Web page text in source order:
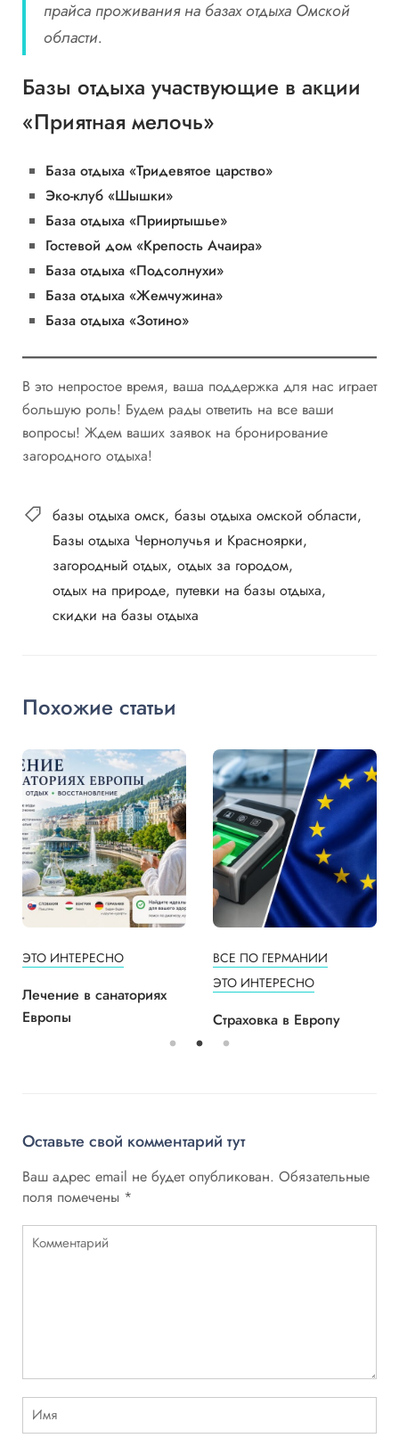
прайса проживания на базах отдыха Омской
области.
Базы отдыха участвующие в акции
«Приятная мелочь»
База отдыха «Тридевятое царство»
Эко-клуб «Шышки»
База отдыха «Прииртышье»
Гостевой дом «Крепость Ачаира»
База отдыха «Подсолнухи»
База отдыха «Жемчужина»
База отдыха «Зотино»
В это непростое время, ваша поддержка для нас играет
большую роль! Будем рады ответить на все ваши
вопросы! Ждем ваших заявок на бронирование
загородного отдыха!
базы отдыха омск базы отдыха омской области
Базы отдыха Чернолучья и Красноярки
загородный отдых отдых за городом
отдых на природе путевки на базы отдыха
скидки на базы отдыха
Похожие статьи
ЭТО ИНТЕРЕСНО
Лечение в санаториях
Европы
ВСЕ ПО ГЕРМАНИИ
ЭТО ИНТЕРЕСНО
Страховка в Европу
Оставьте свой комментарий тут
Ваш адрес email не будет опубликован. Обязательные
поля помечены *